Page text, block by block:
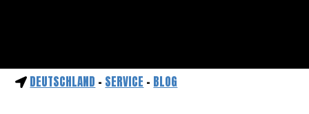
DEUTSCHLAND - SERVICE - BLOG